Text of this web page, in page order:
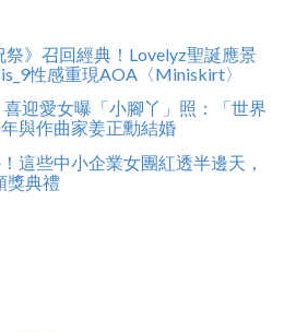
祭》召回經典！Lovelyz聖誕應景
性感重現AOA〈Miniskirt〉
迎愛女曝「小腳丫」照：「世界
與作曲家姜正勳結婚
這些中小企業女團紅透半邊天，
獎典禮